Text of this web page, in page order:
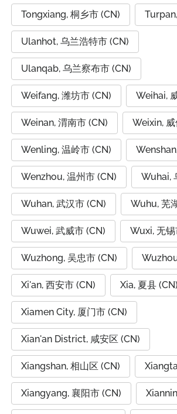
Tongxiang, 桐乡市 (CN)
Ulanhot, 乌兰浩特市 (CN)
Ulanqab, 乌兰察布市 (CN)
Weifang, 潍坊市 (CN) Weihai,
Weinan, 渭南市 (CN) Weixin,
Wenling, 温岭市 (CN)
Wenzhou, 温州市 (CN) Wuhai,
Wuhan, 武汉市 (CN) Wuhu, 芜
Wuwei, 武威市 (CN) Wuxi, 无锡
Wuzhong, 吴忠市 (CN)
Xi'an, 西安市 (CN) Xia, 夏县 (CN)
Xiamen City, 厦门市 (CN)
Xian'an District, 咸安区 (CN)
Xiangshan, 相山区 (CN)
Xiangyang, 襄阳市 (CN)